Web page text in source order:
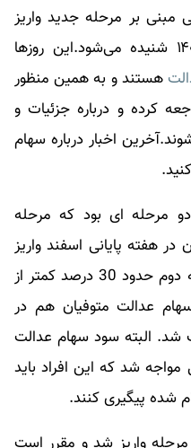
مبنی بر مرحله جدید واریز
در خرداد ۱۴۰۳ شنیده می‌شود.این روزها
هستند و به همین منظور
کرده و درباره جزئیات و
اخبار درباره سهام
سود سهام عدالت سال 1402 دو مرحله ای بود که مرحله
هفته پایانی اسفند واریز
شد. سود سهام عدالت در مرحله دوم حدود 30 درصد کمتر از
عدالت متوفیان هم در
سال 1402 پرداخت شد. البته سود سهام عدالت
شد که این افراد باید
شده پیگیری کنند.
در سال ۱۴۰۲ در دو مرحله واریز شد و مقرر است